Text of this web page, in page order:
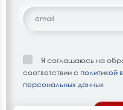
Я соглашаюсь на
соответствии с политикой
персональных данных